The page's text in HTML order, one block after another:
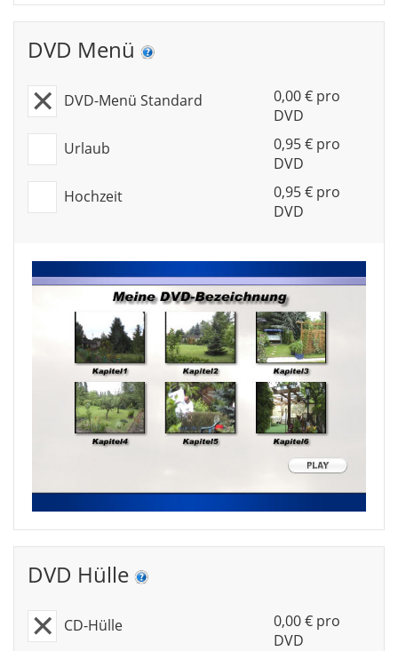
DVD Menü
DVD-Menü Standard
0,00 € pro
DVD
Urlaub
0,95 € pro
DVD
Hochzeit
0,95 € pro
DVD
DVD Hülle
CD-Hülle
0,00 € pro
DVD